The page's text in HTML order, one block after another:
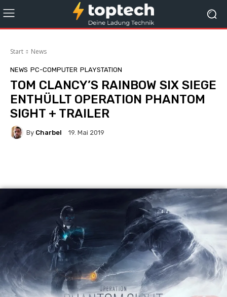
Start News
NEWS PC-COMPUTER PLAYSTATION
TOM CLANCY’S RAINBOW SIX SIEGE
ENTHÜLLT OPERATION PHANTOM
SIGHT + TRAILER
By Charbel 19. Mai 2019